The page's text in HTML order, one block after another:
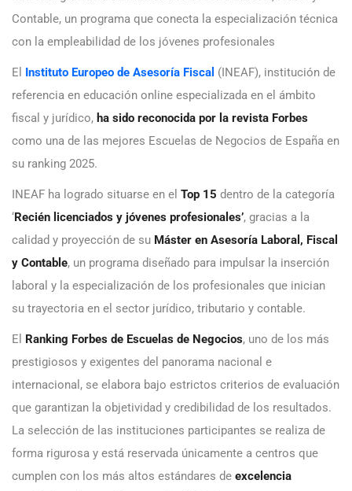
Contable, un programa que conecta la especialización técnica
con la empleabilidad de los jóvenes profesionales
El Instituto Europeo de Asesoría Fiscal (INEAF), institución de
referencia en educación online especializada en el ámbito
fiscal y jurídico, ha sido reconocida por la revista Forbes
como una de las mejores Escuelas de Negocios de España en
su ranking 2025.
INEAF ha logrado situarse en el Top 15 dentro de la categoría
‘Recién licenciados y jóvenes profesionales’, gracias a la
calidad y proyección de su Máster en Asesoría Laboral, Fiscal
y Contable, un programa diseñado para impulsar la inserción
laboral y la especialización de los profesionales que inician
su trayectoria en el sector jurídico, tributario y contable.
El Ranking Forbes de Escuelas de Negocios, uno de los más
prestigiosos y exigentes del panorama nacional e
internacional, se elabora bajo estrictos criterios de evaluación
que garantizan la objetividad y credibilidad de los resultados.
La selección de las instituciones participantes se realiza de
forma rigurosa y está reservada únicamente a centros que
cumplen con los más altos estándares de excelencia